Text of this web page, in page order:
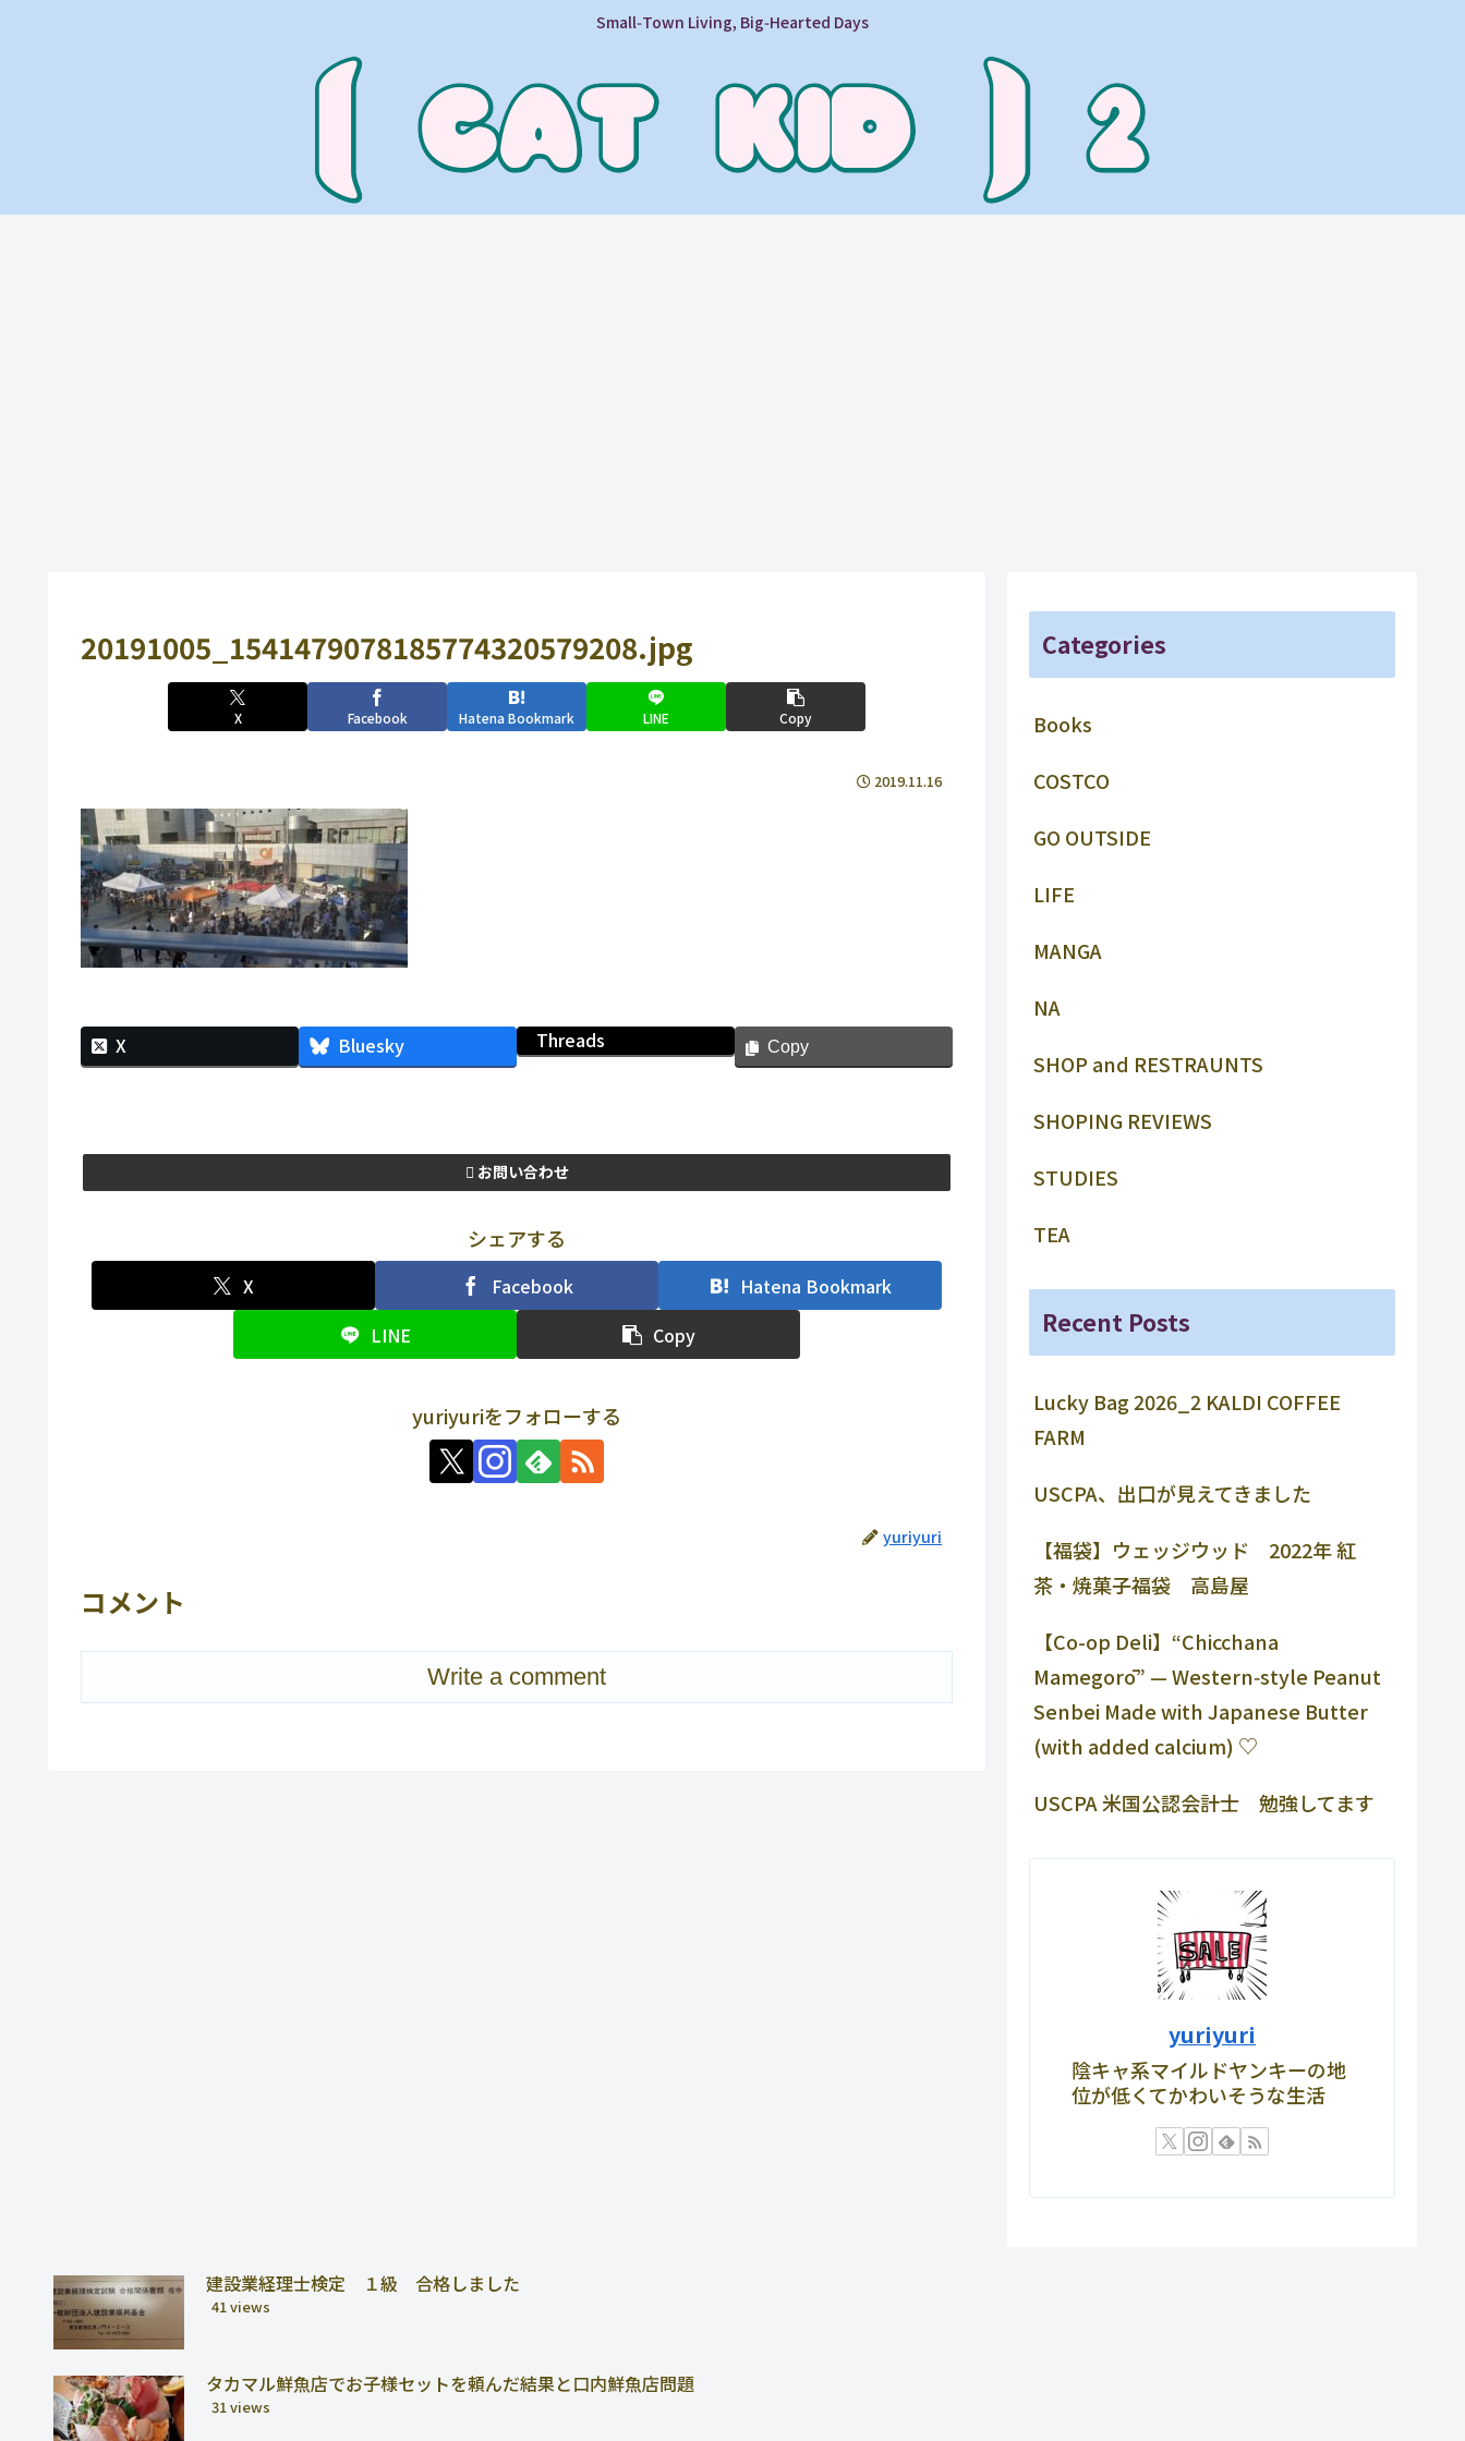
Small‑Town Living, Big‑Hearted Days
20191005_1541479078185774320579208.jpg
X Facebook Hatena Bookmark LINE Copy
2019.11.16
X Bluesky Threads Copy
お問い合わせ
シェアする
X Facebook
Hatena Bookmark
LINE
Copy
yuriyuriをフォローする
yuriyuri
コメント
Write a comment
Categories
Books
COSTCO
GO OUTSIDE
LIFE
MANGA
NA
SHOP and RESTRAUNTS
SHOPING REVIEWS
STUDIES
TEA
Recent Posts
Lucky Bag 2026_2 KALDI COFFEE
FARM
USCPA、出口が見えてきました
【福袋】ウェッジウッド 2022年 紅
茶・焼菓子福袋 高島屋
【Co-op Deli】“Chicchana
Mamegorō” — Western‑style Peanut
Senbei Made with Japanese Butter
(with added calcium) ♡
USCPA 米国公認会計士 勉強してます
yuriyuri
陰キャ系マイルドヤンキーの地
位が低くてかわいそうな生活
建設業経理士検定 １級 合格しました
41 views
タカマル鮮魚店でお子様セットを頼んだ結果と口内鮮魚店問題
31 views